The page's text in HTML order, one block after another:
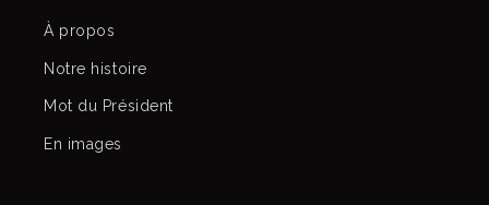
À propos
Notre histoire
Mot du Président
En images